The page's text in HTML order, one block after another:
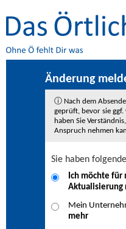
Änderung
ⓘ Nach dem
geprüft, bevor sie
haben Sie
Anspruch nehmen
Sie haben
Ich möchte für
Aktualisierung
Mein
mehr